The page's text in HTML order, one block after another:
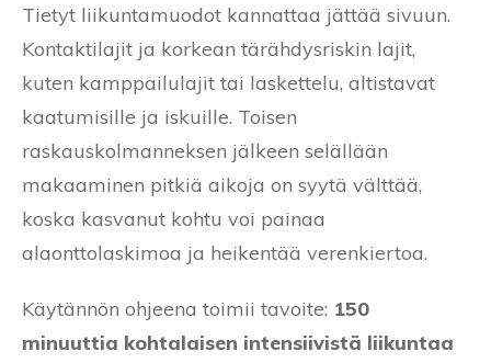
Tietyt liikuntamuodot kannattaa jättää sivuun.
Kontaktilajit ja korkean tärähdysriskin lajit,
kuten kamppailulajit tai laskettelu, altistavat
kaatumisille ja iskuille. Toisen
raskauskolmanneksen jälkeen selällään
makaaminen pitkiä aikoja on syytä välttää,
koska kasvanut kohtu voi painaa
alaonttolaskimoa ja heikentää verenkiertoa.
Käytännön ohjeena toimii tavoite: 150
minuuttia kohtalaisen intensiivistä liikuntaa